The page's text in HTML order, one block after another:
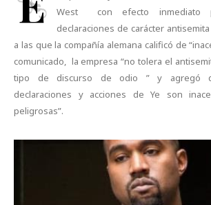
West con efecto inmediato
declaraciones de carácter
a las que la compañía alemana calificó de
comunicado, la empresa “no tolera el
tipo de discurso de odio ” y agregó
declaraciones y acciones de Ye son
peligrosas”.